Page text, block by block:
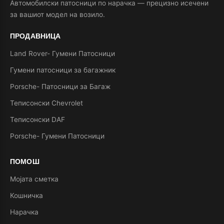
Автомобилски патосници по нарачка — прецизно исечени
за вашиот модел на возило.
ПРОДАВНИЦА
Land Rover- Гумени Патосници
Гумени патосници за багажник
Porsche- Патосници за Багаж
Теписонски Chevrolet
Теписонски DAF
Porsche- Гумени Патосници
ПОМОШ
Мојата сметка
Кошничка
Нарачка